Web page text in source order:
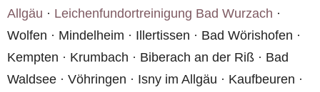
Allgäu · Leichenfundortreinigung Bad Wurzach ·
Wolfen · Mindelheim · Illertissen · Bad Wörishofen ·
Kempten · Krumbach · Biberach an der Riß · Bad
Waldsee · Vöhringen · Isny im Allgäu · Kaufbeuren ·